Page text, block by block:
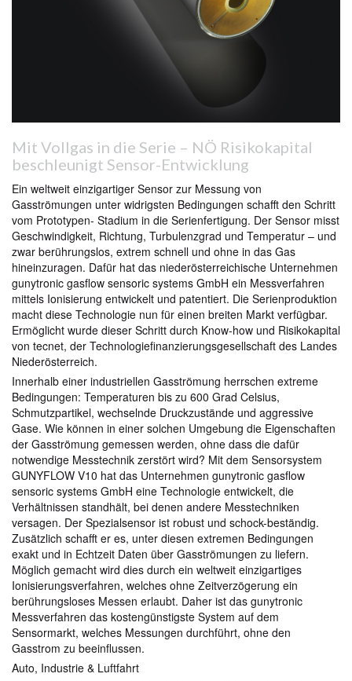
Mit Vollgas in die Serie – NÖ Risikokapital
beschleunigt Sensor-Entwicklung
Ein weltweit einzigartiger Sensor zur Messung von
Gasströmungen unter widrigsten Bedingungen schafft den Schritt
vom Prototypen- Stadium in die Serienfertigung. Der Sensor misst
Geschwindigkeit, Richtung, Turbulenzgrad und Temperatur – und
zwar berührungslos, extrem schnell und ohne in das Gas
hineinzuragen. Dafür hat das niederösterreichische Unternehmen
gunytronic gasflow sensoric systems GmbH ein Messverfahren
mittels Ionisierung entwickelt und patentiert. Die Serienproduktion
macht diese Technologie nun für einen breiten Markt verfügbar.
Ermöglicht wurde dieser Schritt durch Know-how und Risikokapital
von tecnet, der Technologiefinanzierungsgesellschaft des Landes
Niederösterreich.
Innerhalb einer industriellen Gasströmung herrschen extreme
Bedingungen: Temperaturen bis zu 600 Grad Celsius,
Schmutzpartikel, wechselnde Druckzustände und aggressive
Gase. Wie können in einer solchen Umgebung die Eigenschaften
der Gasströmung gemessen werden, ohne dass die dafür
notwendige Messtechnik zerstört wird? Mit dem Sensorsystem
GUNYFLOW V10 hat das Unternehmen gunytronic gasflow
sensoric systems GmbH eine Technologie entwickelt, die
Verhältnissen standhält, bei denen andere Messtechniken
versagen. Der Spezialsensor ist robust und schock-beständig.
Zusätzlich schafft er es, unter diesen extremen Bedingungen
exakt und in Echtzeit Daten über Gasströmungen zu liefern.
Möglich gemacht wird dies durch ein weltweit einzigartiges
Ionisierungsverfahren, welches ohne Zeitverzögerung ein
berührungsloses Messen erlaubt. Daher ist das gunytronic
Messverfahren das kostengünstigste System auf dem
Sensormarkt, welches Messungen durchführt, ohne den
Gasstrom zu beeinflussen.
Auto, Industrie & Luftfahrt